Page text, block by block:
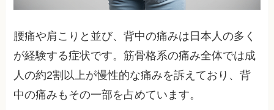
腰痛や肩こりと並び、背中の痛みは日本人の多く
が経験する症状です。筋骨格系の痛み全体では成
人の約2割以上が慢性的な痛みを訴えており、背
中の痛みもその一部を占めています。